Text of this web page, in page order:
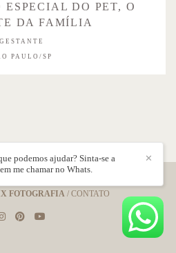
ESPECIAL DO PET, O
DA FAMÍLIA
GESTANTE
PAULO/SP
FOTOGRAFIA/ CONTATO
✕
podemos ajudar? Sinta-se a
me chamar no Whats.